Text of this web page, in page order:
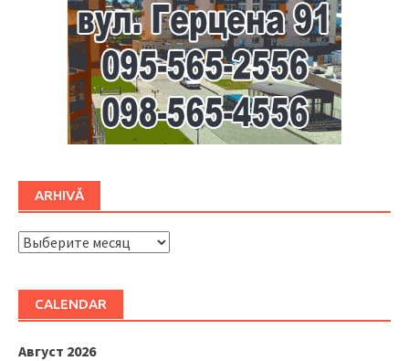
ARHIVĂ
ARHIVĂ
CALENDAR
Август 2026